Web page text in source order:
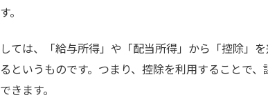
。
ては、「給与所得」や「配当所得」から「控除」
というものです。つまり、控除を利用することで
きます。